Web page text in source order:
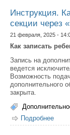
Инструкция.
секции через
21 февраля, 2025 -
Как записать
Запись на
ведется
Возможность
дополнительного
закрыта.
Подробнее